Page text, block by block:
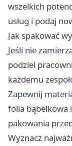
wszelkich
usług i podaj
Jak spakować
Jeśli nie
podziel
każdemu
Zapewnij
folia bąbelkowa
pakowania
Wyznacz